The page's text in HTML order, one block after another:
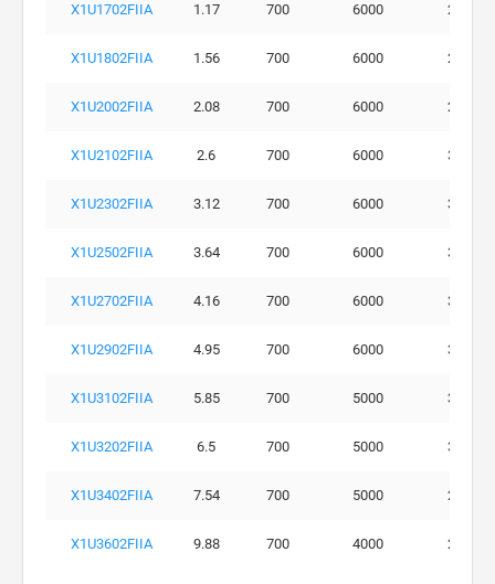
X1U1702FIIA 1.17 700 6000 290
X1U1802FIIA 1.56 700 6000 290
X1U2002FIIA 2.08 700 6000 290
X1U2102FIIA 2.6 700 6000 300
X1U2302FIIA 3.12 700 6000 300
X1U2502FIIA 3.64 700 6000 300
X1U2702FIIA 4.16 700 6000 300
X1U2902FIIA 4.95 700 6000 300
X1U3102FIIA 5.85 700 5000 300
X1U3202FIIA 6.5 700 5000 300
X1U3402FIIA 7.54 700 5000 260
X1U3602FIIA 9.88 700 4000 230